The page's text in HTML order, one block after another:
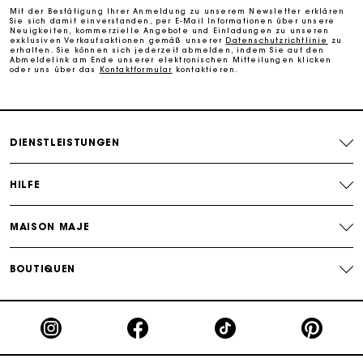
Die Maje-Geschenkkarte: Die beste Möglichkeit, das
perfekte Geschenk zu machen
Mit der Bestätigung Ihrer Anmeldung zu unserem Newsletter erklären
Sie sich damit einverstanden, per E-Mail Informationen über unsere
Neuigkeiten, kommerzielle Angebote und Einladungen zu unseren
exklusiven Verkaufsaktionen gemäß unserer Datenschutzrichtlinie
zu
erhalten. Sie können sich jederzeit abmelden, indem Sie auf den
Abmeldelink am Ende unserer elektronischen Mitteilungen klicken
oder uns über das
Kontaktformular kontaktieren.
DIENSTLEISTUNGEN
HILFE
MAISON MAJE
BOUTIQUEN